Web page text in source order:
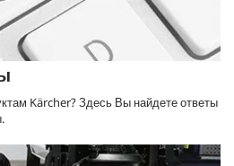
Kärcher? Здесь Вы найдете ответы